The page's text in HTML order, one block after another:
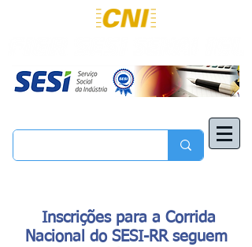
Inscrições para a Corrida
Nacional do SESI-RR seguem